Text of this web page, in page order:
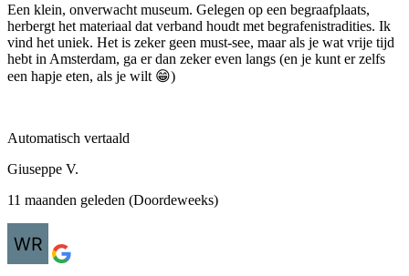
Een klein, onverwacht museum. Gelegen op een begraafplaats,
herbergt het materiaal dat verband houdt met begrafenistradities. Ik
vind het uniek. Het is zeker geen must-see, maar als je wat vrije tijd
hebt in Amsterdam, ga er dan zeker even langs (en je kunt er zelfs
een hapje eten, als je wilt 😁)
Automatisch vertaald
Giuseppe V.
11 maanden geleden (Doordeweeks)